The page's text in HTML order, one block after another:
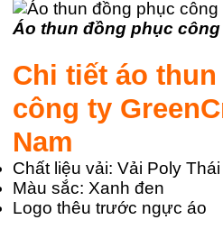
Áo thun đồng phục
Chi tiết áo
công ty
Nam
Chất liệu vải: Vải Poly
Màu sắc: Xanh đen
Logo thêu trước ngực áo